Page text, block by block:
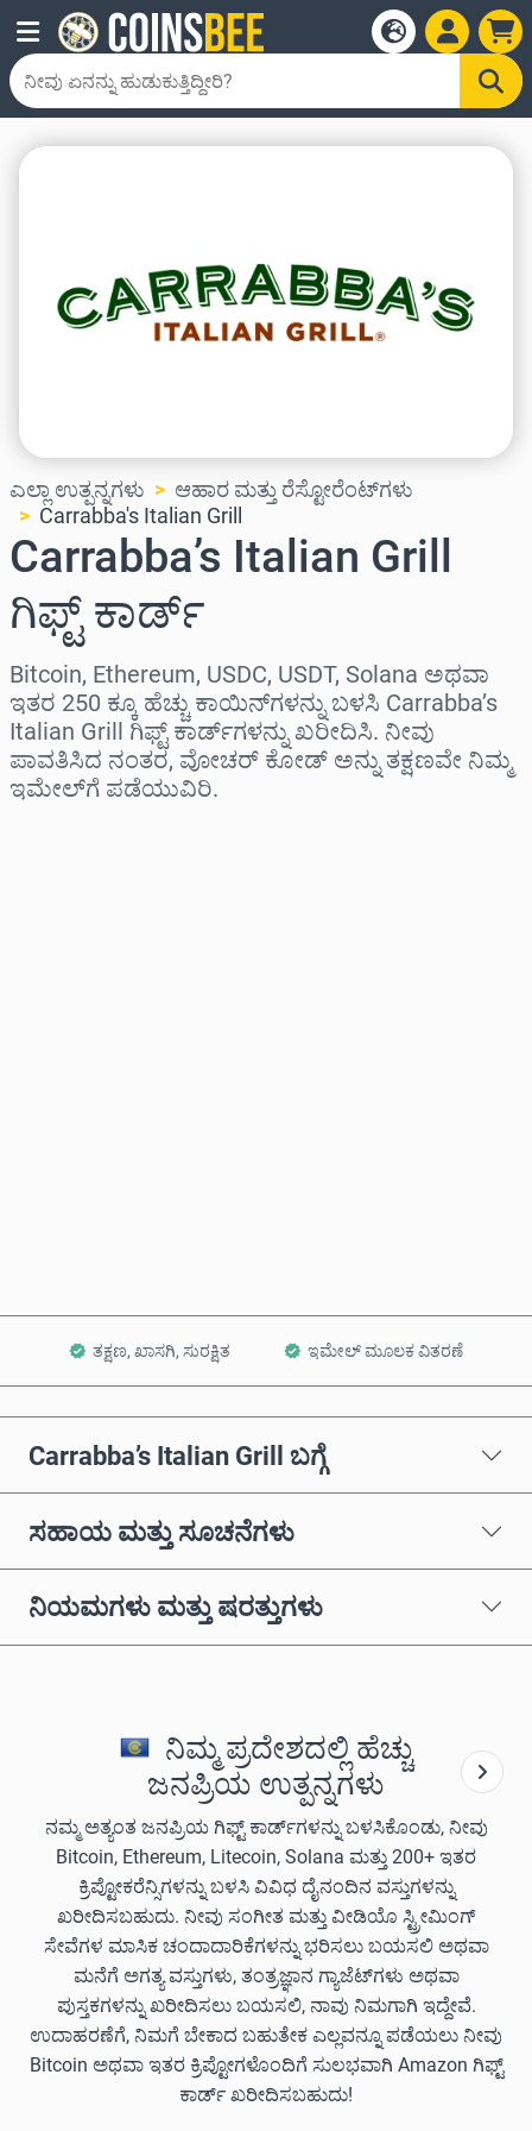
ಎಲ್ಲಾ ಉತ್ಪನ್ನಗಳು
ಆಹಾರ ಮತ್ತು ರೆಸ್ಟೋರೆಂಟ್‌ಗಳು
Carrabba's Italian Grill
Carrabba’s Italian Grill
ಗಿಫ್ಟ್ ಕಾರ್ಡ್
Bitcoin, Ethereum, USDC, USDT, Solana ಅಥವಾ
ಇತರ 250 ಕ್ಕೂ ಹೆಚ್ಚು ಕಾಯಿನ್‌ಗಳನ್ನು ಬಳಸಿ Carrabba’s
Italian Grill ಗಿಫ್ಟ್ ಕಾರ್ಡ್‌ಗಳನ್ನು ಖರೀದಿಸಿ. ನೀವು
ಪಾವತಿಸಿದ ನಂತರ, ವೋಚರ್ ಕೋಡ್ ಅನ್ನು ತಕ್ಷಣವೇ ನಿಮ್ಮ
ಇಮೇಲ್‌ಗೆ ಪಡೆಯುವಿರಿ.
ತಕ್ಷಣ, ಖಾಸಗಿ, ಸುರಕ್ಷಿತ ಇಮೇಲ್ ಮೂಲಕ ವಿತರಣೆ
Carrabba’s Italian Grill ಬಗ್ಗೆ
ಸಹಾಯ ಮತ್ತು ಸೂಚನೆಗಳು
ನಿಯಮಗಳು ಮತ್ತು ಷರತ್ತುಗಳು
ನಿಮ್ಮ ಪ್ರದೇಶದಲ್ಲಿ ಹೆಚ್ಚು
ಜನಪ್ರಿಯ ಉತ್ಪನ್ನಗಳು
ನಮ್ಮ ಅತ್ಯಂತ ಜನಪ್ರಿಯ ಗಿಫ್ಟ್ ಕಾರ್ಡ್‌ಗಳನ್ನು ಬಳಸಿಕೊಂಡು, ನೀವು
Bitcoin, Ethereum, Litecoin, Solana ಮತ್ತು 200+ ಇತರ
ಕ್ರಿಪ್ಟೋಕರೆನ್ಸಿಗಳನ್ನು ಬಳಸಿ ವಿವಿಧ ದೈನಂದಿನ ವಸ್ತುಗಳನ್ನು
ಖರೀದಿಸಬಹುದು. ನೀವು ಸಂಗೀತ ಮತ್ತು ವೀಡಿಯೊ ಸ್ಟ್ರೀಮಿಂಗ್
ಸೇವೆಗಳ ಮಾಸಿಕ ಚಂದಾದಾರಿಕೆಗಳನ್ನು ಭರಿಸಲು ಬಯಸಲಿ ಅಥವಾ
ಮನೆಗೆ ಅಗತ್ಯ ವಸ್ತುಗಳು, ತಂತ್ರಜ್ಞಾನ ಗ್ಯಾಜೆಟ್‌ಗಳು ಅಥವಾ
ಪುಸ್ತಕಗಳನ್ನು ಖರೀದಿಸಲು ಬಯಸಲಿ, ನಾವು ನಿಮಗಾಗಿ ಇದ್ದೇವೆ.
ಉದಾಹರಣೆಗೆ, ನಿಮಗೆ ಬೇಕಾದ ಬಹುತೇಕ ಎಲ್ಲವನ್ನೂ ಪಡೆಯಲು ನೀವು
Bitcoin ಅಥವಾ ಇತರ ಕ್ರಿಪ್ಟೋಗಳೊಂದಿಗೆ ಸುಲಭವಾಗಿ Amazon ಗಿಫ್ಟ್
ಕಾರ್ಡ್ ಖರೀದಿಸಬಹುದು!